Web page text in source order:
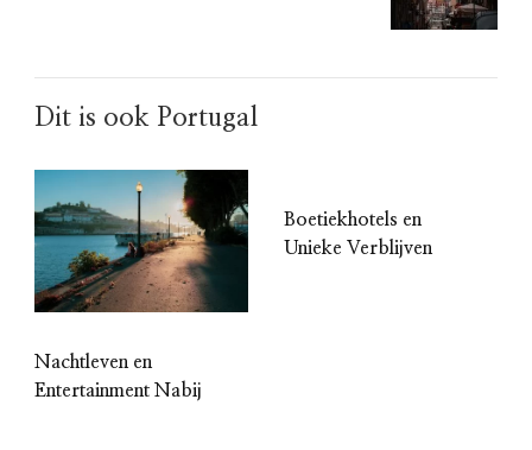
Dit is ook Portugal
Nachtleven en
Entertainment Nabij
Boetiekhotels en
Unieke Verblijven